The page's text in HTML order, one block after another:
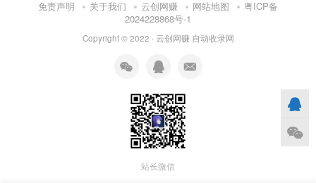
免责声明 关于我们 云创网赚 网站地图
粤ICP备
2024228868号-1
Copyright © 2022 · 云创网赚 自动收录网
站长微信